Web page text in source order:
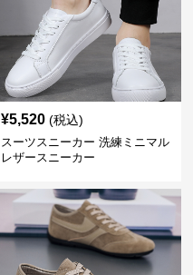
¥5,520 (税込)
スーツスニーカー 洗練ミニマル
レザースニーカー